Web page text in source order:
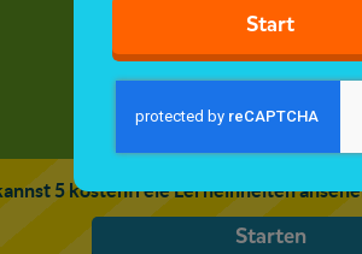
5 kostenfreie Lerneinheiten
Starten
Start